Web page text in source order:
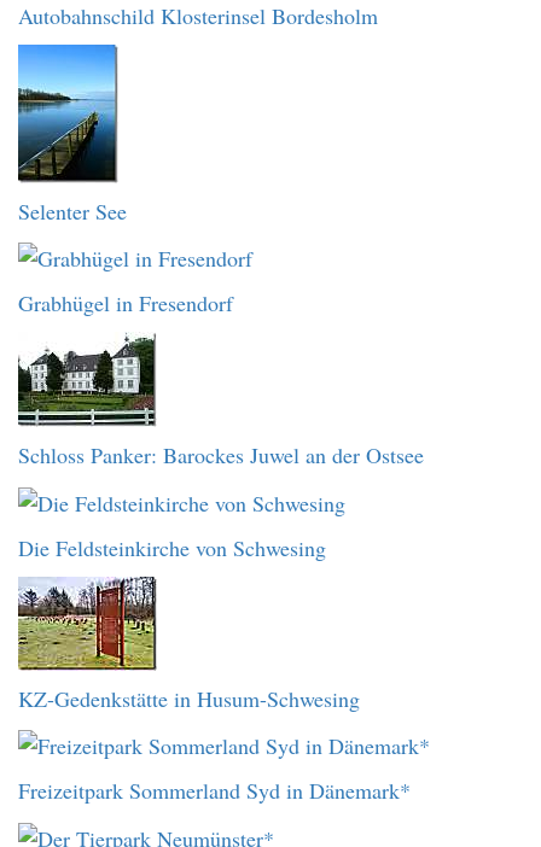
Autobahnschild Klosterinsel Bordesholm
Selenter See
Grabhügel in Fresendorf
Schloss Panker: Barockes Juwel an der Ostsee
Die Feldsteinkirche von Schwesing
KZ-Gedenkstätte in Husum-Schwesing
Freizeitpark Sommerland Syd in Dänemark*